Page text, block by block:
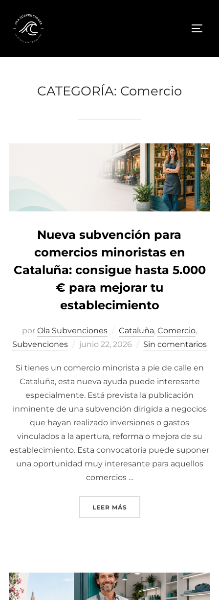
contenido
CATEGORÍA: Comercio
Nueva subvención para
comercios minoristas en
Cataluña: consigue hasta 5.000
€ para mejorar tu
establecimiento
por Ola Subvenciones Cataluña, Comercio,
Subvenciones
Publicado
junio 22, 2026 Sin comentarios
Si tienes un comercio minorista a pie de calle en
Cataluña, esta nueva ayuda puede interesarte
especialmente. Está prevista la publicación
inminente de una subvención dirigida a negocios
que hayan realizado inversiones o gastos
vinculados a la apertura, reforma o mejora de su
establecimiento. Esta convocatoria puede suponer
una oportunidad muy interesante para aquellos
comercios …
LEER MÁS